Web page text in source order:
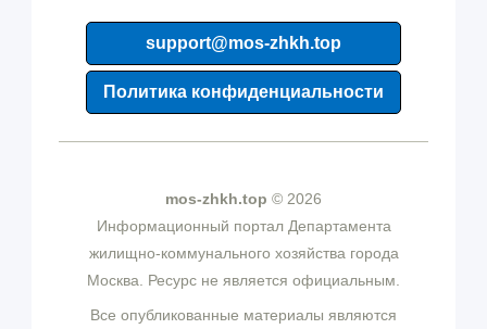
support@mos-zhkh.top
Политика конфиденциальности
mos-zhkh.top © 2026
Информационный портал Департамента
жилищно-коммунального хозяйства города
Москва. Ресурс не является официальным.
Все опубликованные материалы являются